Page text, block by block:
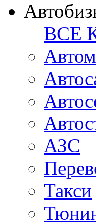
ВСЕ
АЗС
Такси